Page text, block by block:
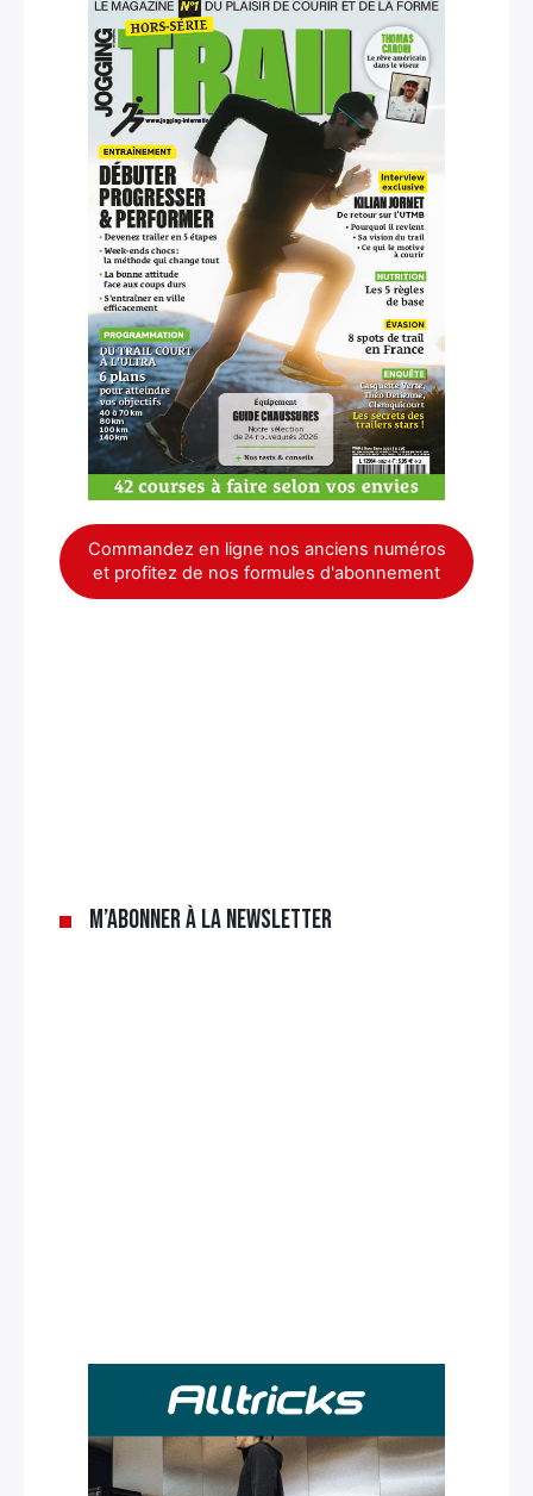
Commandez en ligne nos anciens numéros
et profitez de nos formules d'abonnement
M’abonner à la newsletter